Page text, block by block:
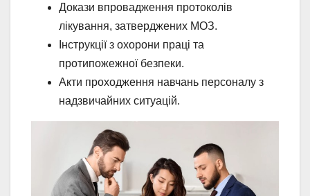
Докази впровадження протоколів
лікування, затверджених МОЗ.
Інструкції з охорони праці та
протипожежної безпеки.
Акти проходження навчань персоналу з
надзвичайних ситуацій.